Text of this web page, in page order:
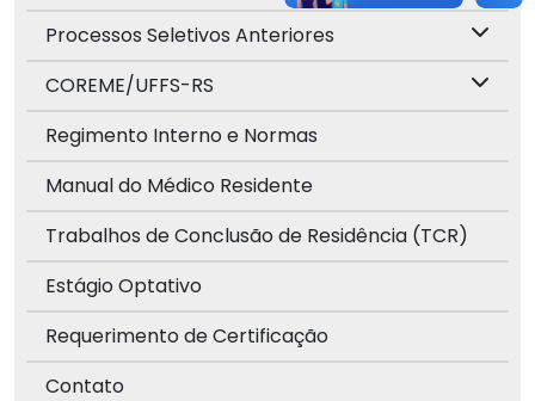
Processos Seletivos Anteriores
COREME/UFFS-RS
Regimento Interno e Normas
Manual do Médico Residente
Trabalhos de Conclusão de Residência (TCR)
Estágio Optativo
Requerimento de Certificação
Contato